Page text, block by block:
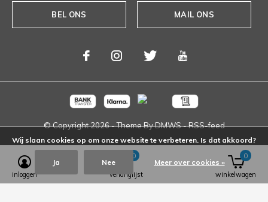
BEL ONS MAIL ONS
© Copyright2026- Theme ByDMWS-RSS-feed
inloggen verlanglijst
0
winkelwagen
0
Wij slaan cookies op om onze website te verbeteren. Is dat akkoord?
Ja Nee Meer over cookies »